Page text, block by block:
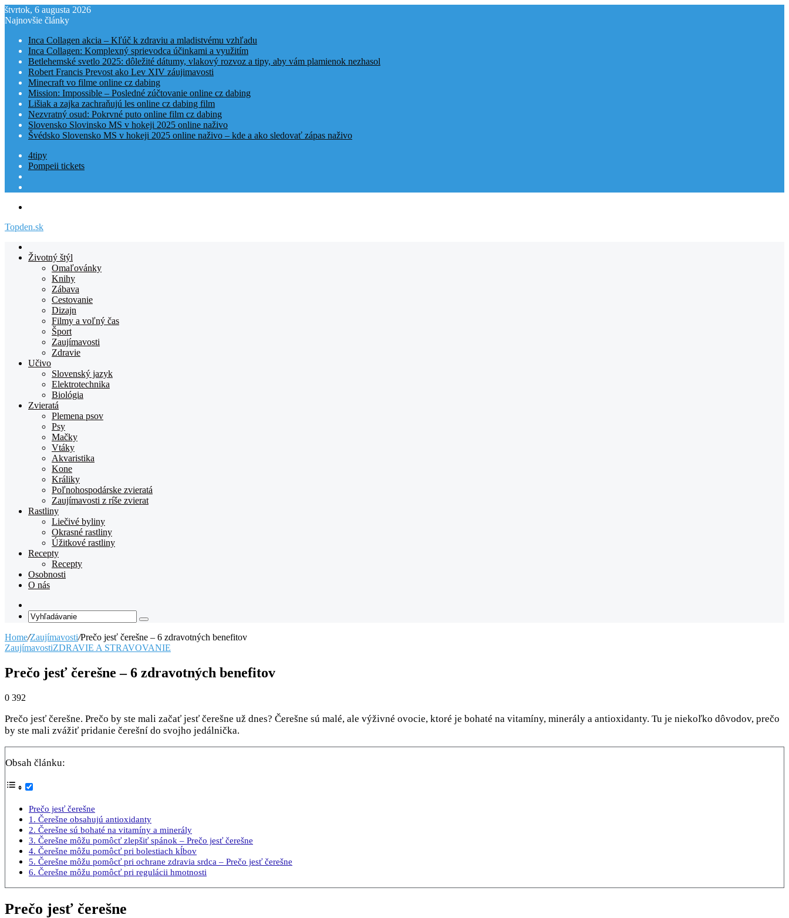
štvrtok, 6 augusta 2026
Najnovšie články
Inca Collagen akcia – Kľúč k zdraviu a mladistvému vzhľadu
Inca Collagen: Komplexný sprievodca účinkami a využitím
Betlehemské svetlo 2025: dôležité dátumy, vlakový rozvoz a tipy, aby vám plamienok nezhasol
Robert Francis Prevost ako Lev XIV záujimavosti
Minecraft vo filme online cz dabing
Mission: Impossible – Posledné zúčtovanie online cz dabing
Lišiak a zajka zachraňujú les online cz dabing film
Nezvratný osud: Pokrvné puto online film cz dabing
Slovensko Slovinsko MS v hokeji 2025 online naživo
Švédsko Slovensko MS v hokeji 2025 online naživo – kde a ako sledovať zápas naživo
4tipy
Pompeii tickets
Topden.sk
stranka
TOPden.sk
Životný štýl
Omaľovánky
Knihy
Zábava
Cestovanie
Dizajn
Filmy a voľný čas
Šport
Zaujímavosti
Zdravie
Učivo
Slovenský jazyk
Elektrotechnika
Biológia
Zvieratá
Plemena psov
Psy
Mačky
Vtáky
Akvaristika
Kone
Králiky
Poľnohospodárske zvieratá
Zaujímavosti z ríše zvierat
Rastliny
Liečivé byliny
Okrasné rastliny
Úžitkové rastliny
Recepty
Recepty
Osobnosti
O nás
Article
Vyhľadávanie
Home/Zaujímavosti/Prečo jesť čerešne – 6 zdravotných benefitov
ZaujímavostiZDRAVIE A STRAVOVANIE
Prečo jesť čerešne – 6 zdravotných benefitov
0 392
Prečo jesť čerešne. Prečo by ste mali začať jesť čerešne už dnes? Čerešne sú malé, ale výživné ovocie, ktoré je bohaté na vitamíny, minerály a antioxidanty. Tu je niekoľko dôvodov, prečo
by ste mali zvážiť pridanie čerešní do svojho jedálnička.
Obsah článku:
Prečo jesť čerešne
1. Čerešne obsahujú antioxidanty
2. Čerešne sú bohaté na vitamíny a minerály
3. Čerešne môžu pomôcť zlepšiť spánok – Prečo jesť čerešne
4. Čerešne môžu pomôcť pri bolestiach kĺbov
5. Čerešne môžu pomôcť pri ochrane zdravia srdca – Prečo jesť čerešne
6. Čerešne môžu pomôcť pri regulácii hmotnosti
Prečo jesť čerešne